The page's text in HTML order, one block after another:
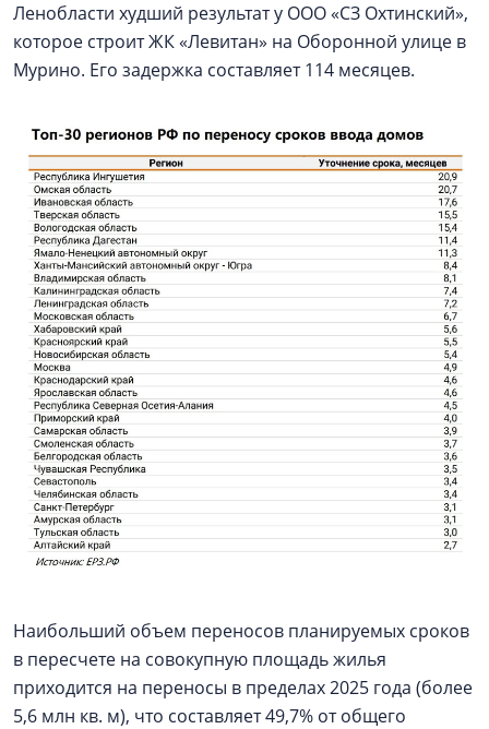
Ленобласти худший результат у ООО «СЗ Охтинский»,
которое строит ЖК «Левитан» на Оборонной улице в
Мурино. Его задержка составляет 114 месяцев.
Наибольший объем переносов планируемых сроков
в пересчете на совокупную площадь жилья
приходится на переносы в пределах 2025 года (более
5,6 млн кв. м), что составляет 49,7% от общего